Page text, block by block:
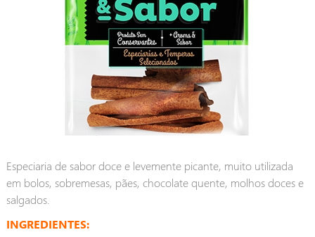
Especiaria de sabor doce e levemente picante, muito utilizada
em bolos, sobremesas, pães, chocolate quente, molhos doces e
salgados.
INGREDIENTES: